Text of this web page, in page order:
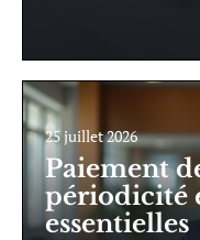
25 juillet 2026
Paiement
périodicité
essentielles